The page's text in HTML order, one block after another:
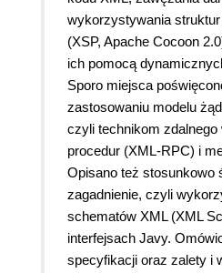
wykorzystywania
(XSP, Apache Cocoon
ich pomocą
Sporo miejsca
zastosowaniu modelu
czyli technikom zdalnego
procedur (XML-RPC) i
Opisano też stosunkowo
zagadnienie, czyli
schematów XML (XML
interfejsach Javy.
specyfikacji oraz zalety i